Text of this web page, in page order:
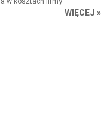
WIĘCEJ »